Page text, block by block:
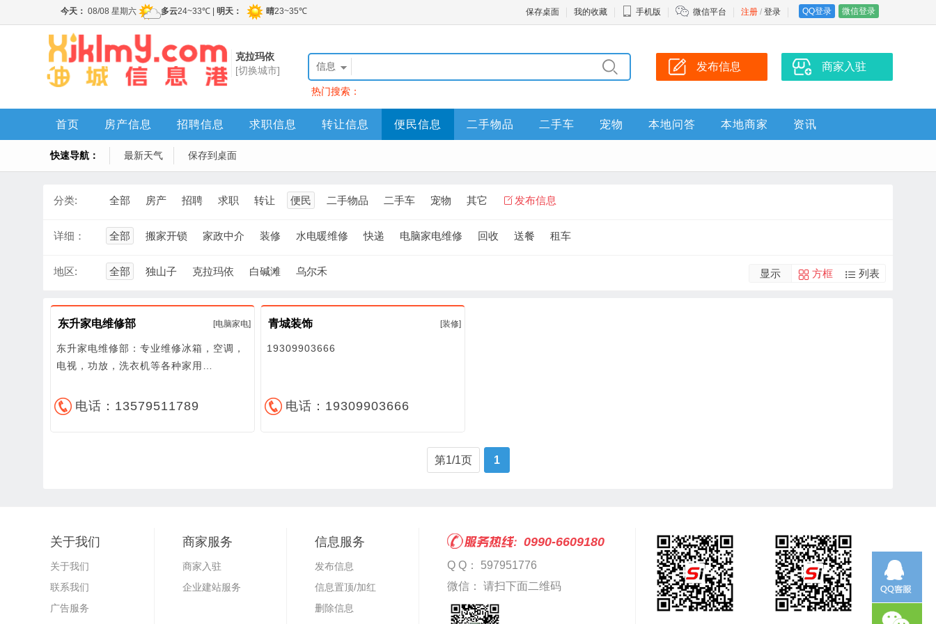
注册 / 登录 QQ登录 微信登录
保存桌面 我的收藏 手机版 微信平台
克拉玛依
[切换城市]
信息
热门搜索：
发布信息 商家入驻
首页 房产信息 招聘信息 求职信息 转让信息 便民信息 二手物品 二手车 宠物 本地问答 本地商家 资讯
快速导航： 最新天气 保存到桌面
分类: 全部 房产 招聘 求职 转让 便民 二手物品 二手车 宠物 其它 发布信息
详细： 全部 搬家开锁 家政中介 装修 水电暖维修 快递 电脑家电维修 回收 送餐 租车
地区: 全部 独山子 克拉玛依 白碱滩 乌尔禾 显示 方框 列表
东升家电维修部
东升家电维修部：专业维修冰箱，空调，
电视，功放，洗衣机等各种家用…
电话：13579511789
[电脑家电] 青城装饰​
19309903666
电话：19309903666
[装修]
第1/1页 1
关于我们
关于我们
联系我们
广告服务
商家服务
商家入驻
企业建站服务
信息服务
发布信息
信息置顶/加红
删除信息
0990-6609180
Q Q： 597951776
微信： 请扫下面二维码